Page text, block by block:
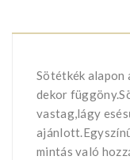
Sötétkék alapon
dekor
vastag,lágy
mintás való